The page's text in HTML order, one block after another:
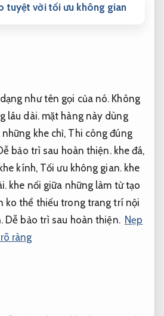
tuyệt vời tối ưu không gian
như tên gọi của nó. Không
lâu dài.mặt hàng này dùng
khe chỉ, Thi công đúng
bảo trì sau hoàn thiện.khe đá,
kính, Tối ưu không gian.khe
khe nối giữa những làm từ tạo
ko thể thiếu trong trang trí nội
Dễ bảo trì sau hoàn thiện. Nẹp
ràng